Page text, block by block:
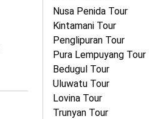
Nusa Penida Tour
Kintamani Tour
Penglipuran Tour
Pura Lempuyang Tour
Bedugul Tour
Uluwatu Tour
Lovina Tour
Trunyan Tour